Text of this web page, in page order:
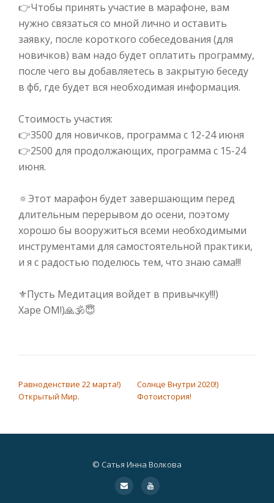
👉Чтобы принять участие в марафоне, вам
нужно связаться со мной лично и оставить
заявку, после короткого собеседования (для
новичков) вам надо будет оплатить программу,
после чего вы добавляетесь в закрытую беседу
в фб, где будет вся необходимая информация.⠀
Стоимость участия:⠀
👉3500 для новичков, программа с 12-24 июня⠀
👉2500 для продолжающих, программа с 15-24
июня.
🔅Этот марафон будет завершающим перед
длительным перерывом до осени, поэтому
хорошо бы вооружиться всеми необходимыми
инструментами для самостоятельной практики,
и я с радостью поделюсь тем, что знаю сама!!!⠀
⚜️Пусть Медитация войдет в привычку!!!)⠀
Харе ОМ!)🙏🕉😇
Равноденствие 22 марта!)
Открытый Мир.
Солнце Внутри 2020!)
Фотоистория!
© Сатья Инна Волкова
Дополнительное
fa-
envelope
fa-
youtube